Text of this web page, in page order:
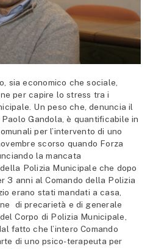
sia economico che sociale,
per capire lo stress tra i
Un peso che, denuncia il
Gandola, è quantificabile in
per l’intervento di uno
scorso quando Forza
la mancata
Polizia Municipale che dopo
3 anni al Comando della Polizia
erano stati mandati a casa,
di precarietà e di generale
Corpo di Polizia Municipale,
fatto che l’intero Comando
di uno psico-terapeuta per